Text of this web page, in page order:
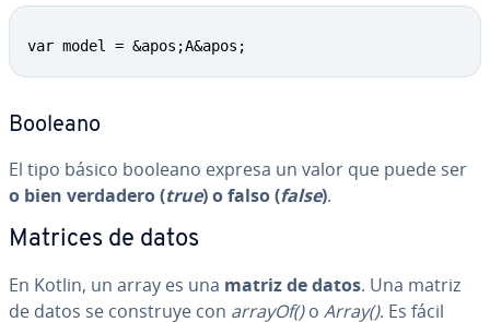
var model = &apos;A&apos;
Booleano
El tipo básico booleano expresa un valor que puede ser
o bien verdadero (true) o falso (false).
Matrices de datos
En Kotlin, un array es una matriz de datos. Una matriz
de datos se construye con arrayOf()o Array(). Es fácil